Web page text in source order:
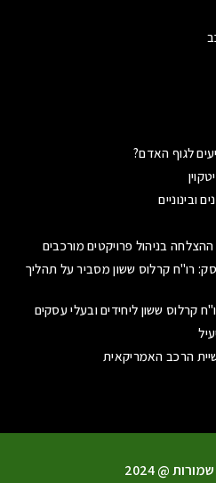
לגוף האדם?
ובינוניים
בניהול פרויקטים מורכבים
רו"ח קרלוס ששון מסביר על תהליך
קרלוס ששון ליחידים ובעלי עסקים
הרכב האמריקאית
@ 2024